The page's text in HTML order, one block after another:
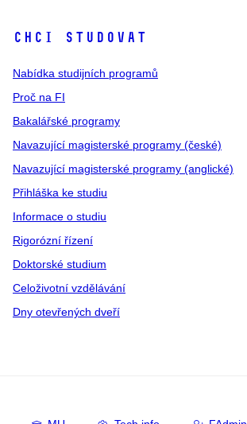
CHCI STUDOVAT
Nabídka studijních programů
Proč na FI
Bakalářské programy
Navazující magisterské programy (české)
Navazující magisterské programy (anglické)
Přihláška ke studiu
Informace o studiu
Rigorózní řízení
Doktorské studium
Celoživotní vzdělávání
Dny otevřených dveří